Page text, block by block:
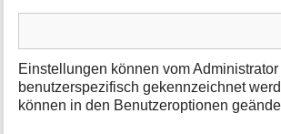
Einstellungen können vom
benutzerspezifisch gekennzeichnet
können in den Benutzeroptionen